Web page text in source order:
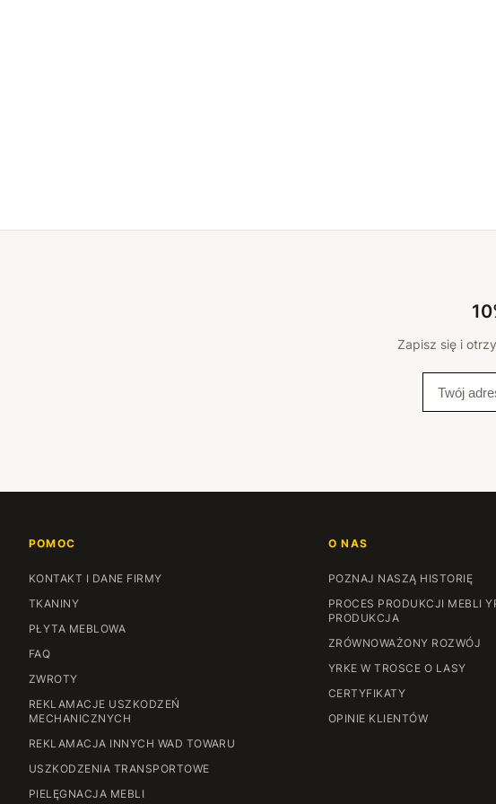
Zapisz się i
POMOC
KONTAKT I DANE FIRMY
TKANINY
PŁYTA MEBLOWA
FAQ
ZWROTY
REKLAMACJE USZKODZEŃ
MECHANICZNYCH
REKLAMACJA INNYCH WAD TOWARU
USZKODZENIA TRANSPORTOWE
PIELĘGNACJA MEBLI
O NAS
POZNAJ NASZĄ HISTORIĘ
PROCES PRODUKCJI MEBLI
PRODUKCJA
ZRÓWNOWAŻONY ROZWÓJ
YRKE W TROSCE O LASY
CERTYFIKATY
OPINIE KLIENTÓW